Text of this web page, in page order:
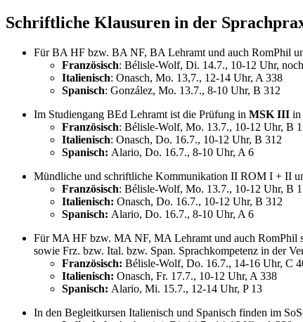
Schriftliche Klausuren in der
Für BA HF bzw. BA NF, BA Lehramt und auch RomPhil
Französisch: Bélisle-Wolf, Di. 14.7., 10-12 Uhr,
Italienisch: Onasch, Mo. 13,7., 12-14 Uhr, A 338
Spanisch: González, Mo. 13.7., 8-10 Uhr, B 312
Im Studiengang BEd Lehramt ist die Prüfung in MSK III in
Französisch: Bélisle-Wolf, Mo. 13.7., 10-12 Uhr, B
Italienisch: Onasch, Do. 16.7., 10-12 Uhr, B 312
Spanisch: Alario, Do. 16.7., 8-10 Uhr, A 6
Mündliche und schriftliche Kommunikation II ROM I + II
Französisch: Bélisle-Wolf, Mo. 13.7., 10-12 Uhr, B
Italienisch: Onasch, Do. 16.7., 10-12 Uhr, B 312
Spanisch: Alario, Do. 16.7., 8-10 Uhr, A 6
Für MA HF bzw. MA NF, MA Lehramt und auch RomPhil
sowie Frz. bzw. Ital. bzw. Span. Sprachkompetenz in der
Französisch: Bélisle-Wolf, Do. 16.7., 14-16 Uhr, C
Italienisch: Onasch, Fr. 17.7., 10-12 Uhr, A 338
Spanisch: Alario, Mi. 15.7., 12-14 Uhr, P 13
In den Begleitkursen Italienisch und Spanisch finden im